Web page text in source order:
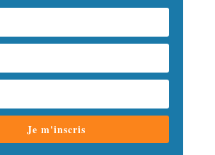
Je m'inscris